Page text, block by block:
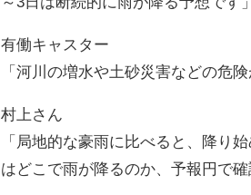
有働キャスター
「河川の増水や土砂災害などの危
村上さん
「局地的な豪雨に比べると、降り
はどこで雨が降るのか、予報円で確